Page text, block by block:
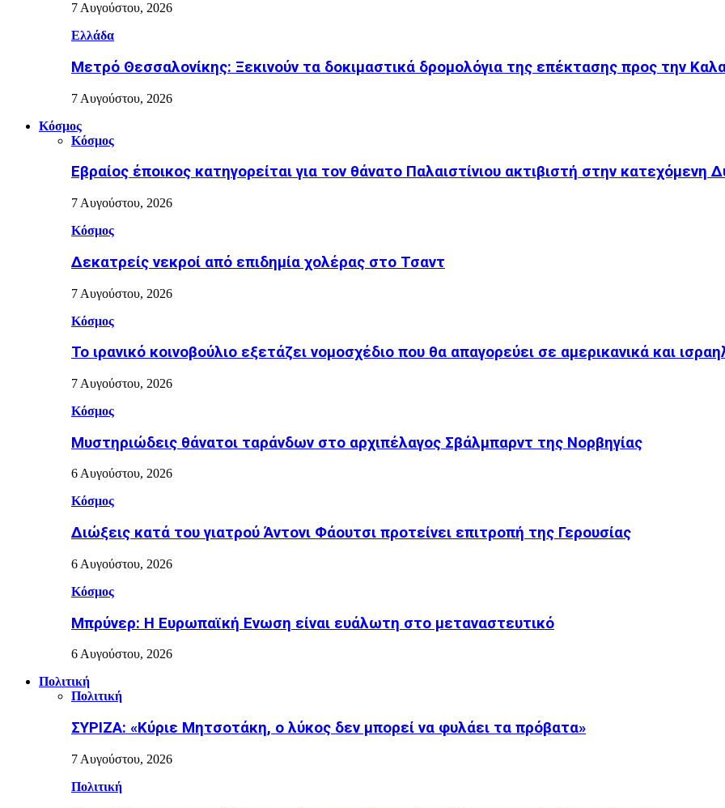
7 Αυγούστου, 2026
Ελλάδα
Μετρό Θεσσαλονίκης: Ξεκινούν τα δοκιμαστικά δρομολόγια της επέκτασης προς την
7 Αυγούστου, 2026
Κόσμος
Κόσμος
Εβραίος έποικος κατηγορείται για τον θάνατο Παλαιστίνιου ακτιβιστή στην κατεχόμενη
7 Αυγούστου, 2026
Κόσμος
Δεκατρείς νεκροί από επιδημία χολέρας στο Τσαντ
7 Αυγούστου, 2026
Κόσμος
Το ιρανικό κοινοβούλιο εξετάζει νομοσχέδιο που θα απαγορεύει σε αμερικανικά και
7 Αυγούστου, 2026
Κόσμος
Μυστηριώδεις θάνατοι ταράνδων στο αρχιπέλαγος Σβάλμπαρντ της Νορβηγίας
6 Αυγούστου, 2026
Κόσμος
Διώξεις κατά του γιατρού Άντονι Φάουτσι προτείνει επιτροπή της Γερουσίας
6 Αυγούστου, 2026
Κόσμος
Μπρύνερ: Η Ευρωπαϊκή Ενωση είναι ευάλωτη στο μεταναστευτικό
6 Αυγούστου, 2026
Πολιτική
Πολιτική
ΣΥΡΙΖΑ: «Κύριε Μητσοτάκη, ο λύκος δεν μπορεί να φυλάει τα πρόβατα»
7 Αυγούστου, 2026
Πολιτική